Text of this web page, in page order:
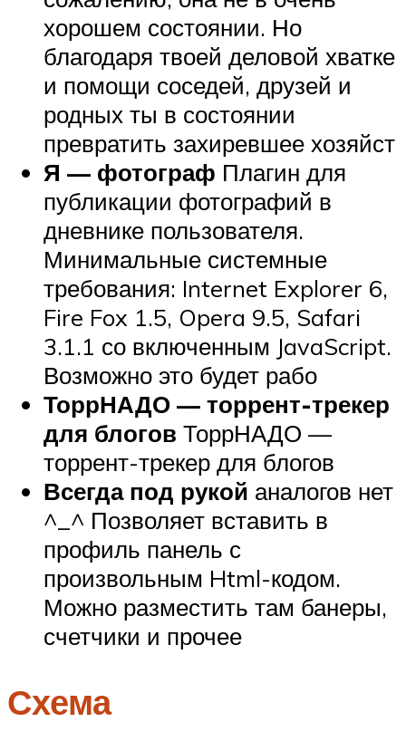
хорошем состоянии. Но
благодаря твоей деловой хватке
и помощи соседей, друзей и
родных ты в состоянии
превратить захиревшее хозяйст
Я — фотограф Плагин для
публикации фотографий в
дневнике пользователя.
Минимальные системные
требования: Internet Explorer 6,
Fire Fox 1.5, Opera 9.5, Safari
3.1.1 со включенным JavaScript.
Возможно это будет рабо
ТоррНАДО — торрент-трекер
для блогов ТоррНАДО —
торрент-трекер для блогов
Всегда под рукой аналогов нет
^_^ Позволяет вставить в
профиль панель с
произвольным Html-кодом.
Можно разместить там банеры,
счетчики и прочее
Схема